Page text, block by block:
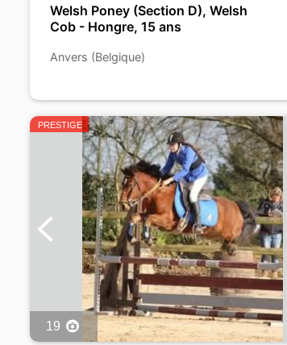
Welsh Poney (Section D), Welsh
Cob - Hongre, 15 ans
Anvers (Belgique)
PRESTIGE
19